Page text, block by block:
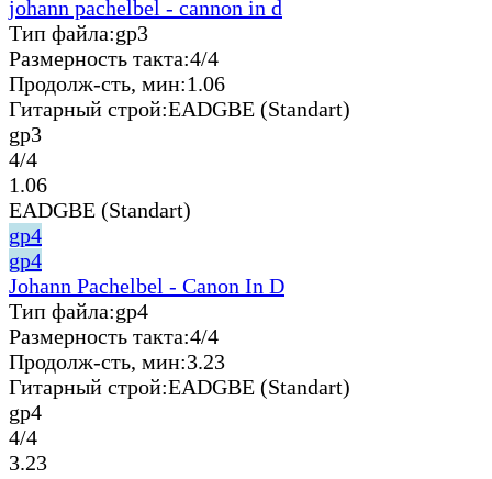
johann pachelbel - cannon in d
Тип файла:gp3
Размерность такта:4/4
Продолж-сть, мин:1.06
Гитарный строй:EADGBE (Standart)
gp3
4/4
1.06
EADGBE (Standart)
gp4
gp4
Johann Pachelbel - Canon In D
Тип файла:gp4
Размерность такта:4/4
Продолж-сть, мин:3.23
Гитарный строй:EADGBE (Standart)
gp4
4/4
3.23